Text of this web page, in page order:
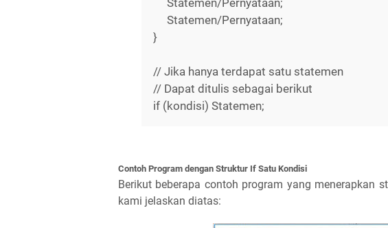
Statemen/Pernyataan;
}
// Jika hanya terdapat satu statemen
// Dapat ditulis sebagai berikut
if (kondisi) Statemen;
Contoh Program dengan Struktur If Satu Kondisi
Berikut beberapa contoh program yang menerapkan
kami jelaskan diatas: